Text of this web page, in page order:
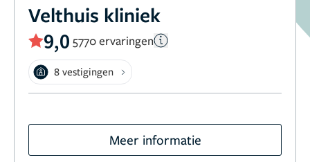
Velthuis kliniek
9,0 5770 ervaringen
8 vestigingen
Meer informatie